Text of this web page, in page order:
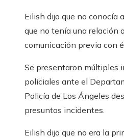
Eilish dijo que no conocía
que no tenía una relación o
comunicación previa con
Se presentaron múltiples
policiales ante el
Policía de Los Ángeles
presuntos incidentes.
Eilish dijo que no era la